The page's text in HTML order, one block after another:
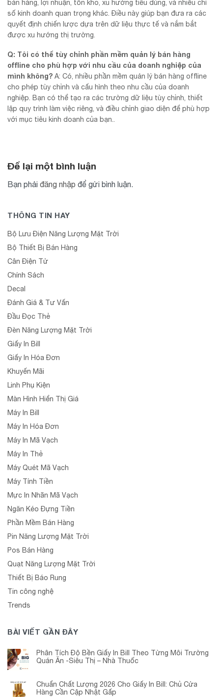
bán hàng, lợi nhuận, tồn kho, xu hướng tiêu dùng, và nhiều chỉ
số kinh doanh quan trọng khác. Điều này giúp bạn đưa ra các
quyết định chiến lược dựa trên dữ liệu thực tế và nắm bắt
được xu hướng thị trường.
Q: Tôi có thể tùy chỉnh phần mềm quản lý bán hàng
offline cho phù hợp với nhu cầu của doanh nghiệp của
mình không? A: Có, nhiều phần mềm quản lý bán hàng offline
cho phép tùy chỉnh và cấu hình theo nhu cầu của doanh
nghiệp. Bạn có thể tạo ra các trường dữ liệu tùy chỉnh, thiết
lập quy trình làm việc riêng, và điều chỉnh giao diện để phù hợp
với mục tiêu kinh doanh của bạn..
Để lại một bình luận
Bạn phải đăng nhập để gửi bình luận.
THÔNG TIN HAY
Bộ Lưu Điện Năng Lượng Mặt Trời
Bộ Thiết Bị Bán Hàng
Cân Điện Tử
Chính Sách
Decal
Đánh Giá & Tư Vấn
Đầu Đọc Thẻ
Đèn Năng Lượng Mặt Trời
Giấy In Bill
Giấy In Hóa Đơn
Khuyến Mãi
Linh Phụ Kiện
Màn Hình Hiển Thị Giá
Máy In Bill
Máy In Hóa Đơn
Máy In Mã Vạch
Máy In Thẻ
Máy Quét Mã Vạch
Máy Tính Tiền
Mực In Nhãn Mã Vạch
Ngăn Kéo Đựng Tiền
Phần Mềm Bán Hàng
Pin Năng Lượng Mặt Trời
Pos Bán Hàng
Quạt Năng Lượng Mặt Trời
Thiết Bị Báo Rung
Tin công nghệ
Trends
BÀI VIẾT GẦN ĐÂY
Phân Tích Độ Bền Giấy In Bill Theo Từng Môi Trường
Quán Ăn -Siêu Thị – Nhà Thuốc
Chuẩn Chất Lượng 2026 Cho Giấy In Bill: Chủ Cửa
Hàng Cần Cập Nhật Gấp